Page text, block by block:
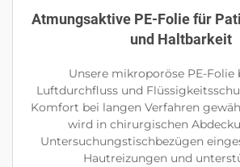
Atmungsaktive PE-Folie für
und Haltbarkeit
Unsere mikroporöse PE-Folie
Luftdurchfluss und
Komfort bei langen Verfahren
wird in chirurgischen
Untersuchungstischbezügen
Hautreizungen und